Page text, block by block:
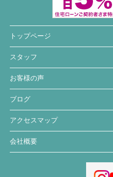
トップページ
スタッフ
お客様の声
ブログ
アクセスマップ
会社概要